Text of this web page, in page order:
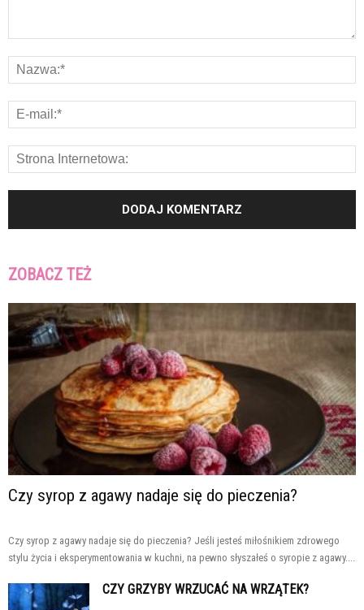
ZOBACZ TEŻ
Czy syrop z agawy nadaje się do pieczenia?
Czy syrop z agawy nadaje się do pieczenia? Jeśli jesteś miłośnikiem zdrowego
stylu życia i eksperymentowania w kuchni, na pewno słyszałeś o syropie z agawy....
CZY GRZYBY WRZUCAĆ NA WRZĄTEK?